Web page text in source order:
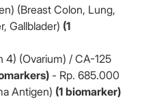
(Breast Colon, Lung,
Gallblader) (1
4) (Ovarium) / CA-125
- Rp. 685.000
Antigen) (1 biomarker)